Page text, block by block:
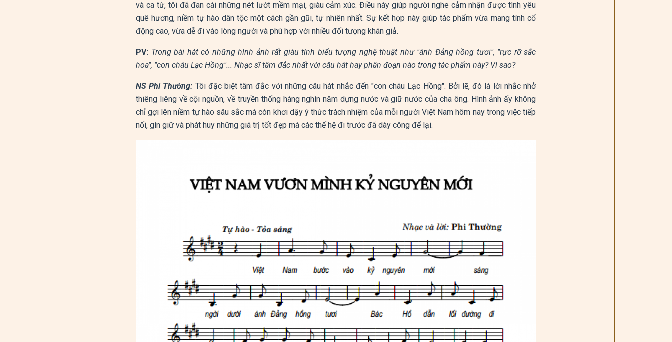
và ca từ, tôi đã đan cài những nét lướt mềm mại, giàu cảm xúc. Điều này giúp người nghe cảm nhận được tình yêu
quê hương, niềm tự hào dân tộc một cách gần gũi, tự nhiên nhất. Sự kết hợp này giúp tác phẩm vừa mang tính cổ
động cao, vừa dễ đi vào lòng người và phù hợp với nhiều đối tượng khán giả.
PV: Trong bài hát có những hình ảnh rất giàu tính biểu tượng nghệ thuật như "ánh Đảng hồng tươi", "rực rỡ sắc
hoa", "con cháu Lạc Hồng"... Nhạc sĩ tâm đắc nhất với câu hát hay phân đoạn nào trong tác phẩm này? Vì sao?
NS Phi Thường: Tôi đặc biệt tâm đắc với những câu hát nhắc đến "con cháu Lạc Hồng". Bởi lẽ, đó là lời nhắc nhở
thiêng liêng về cội nguồn, về truyền thống hàng nghìn năm dựng nước và giữ nước của cha ông. Hình ảnh ấy không
chỉ gợi lên niềm tự hào sâu sắc mà còn khơi dậy ý thức trách nhiệm của mỗi người Việt Nam hôm nay trong việc tiếp
nối, gìn giữ và phát huy những giá trị tốt đẹp mà các thế hệ đi trước đã dày công để lại.